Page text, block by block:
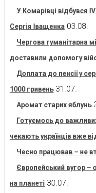
У Комарівці відбувся
Сергія Іващенка 03.08.
Чергова гуманітарна
доставили допомогу
Доплата до пенсії у
1000 гривень 31.07.
Аромат старих яблунь
Готуємось до
чекають українців вже
Чесно працював – не
Європейський вугор –
на планеті 30.07.